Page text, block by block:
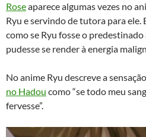
Roseaparece algumas vezes no
Ryu e servindo de tutora para ele.
como se Ryu fosse o
pudesse se render à energia
No anime Ryu descreve a
no Hadou como “se todo meu
fervesse”.